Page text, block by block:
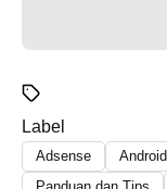
Label
Adsense Android